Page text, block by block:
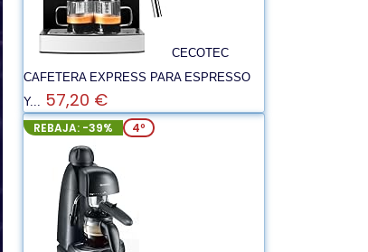
CECOTEC
CAFETERA EXPRESS PARA ESPRESSO
Y... 57,20 €
REBAJA: -39% 4º